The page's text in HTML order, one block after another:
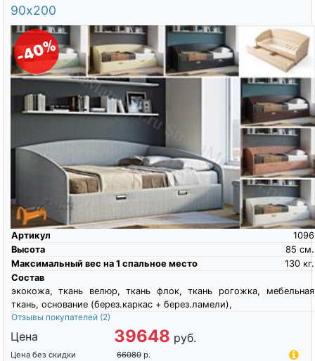
90х200
-40%
Артикул
1096
Высота
см.
85
Максимальный вес на 1 спальное место
кг.
130
Состав
экокожа, ткань велюр, ткань флок, ткань рогожка, мебельная
ткань, основание (берез.каркас + берез.ламели),
Отзывы покупателей (2)
Цена 39648 руб.
Цена без скидки 66080 р.